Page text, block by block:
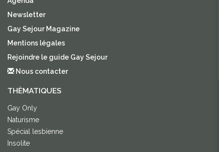
Newsletter
Gay Sejour Magazine
Mentions légales
Rejoindre le guide Gay Sejour
Nous contacter
THÈMATIQUES
Gay Only
Naturisme
Spécial lesbienne
Insolite